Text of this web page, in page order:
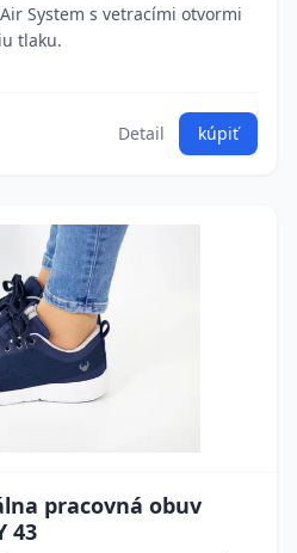
System s vetracími otvormi
tlaku.
Detail kúpiť
pracovná obuv
43